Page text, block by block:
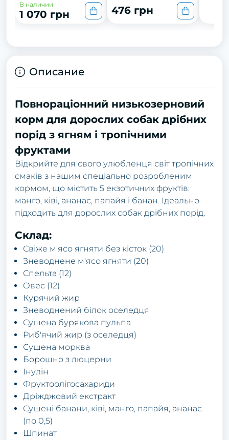
В наличии
1 070 грн 476 грн
Описание
Повнораціонний низькозерновий
корм для дорослих собак дрібних
порід з ягням і тропічними
фруктами
Відкрийте для свого улюбленця світ тропічних
смаків з нашим спеціально розробленим
кормом, що містить 5 екзотичних фруктів:
манго, ківі, ананас, папайя і банан. Ідеально
підходить для дорослих собак дрібних порід.
Склад:
Свіже м'ясо ягняти без кісток (20)
Зневоднене м'ясо ягняти (20)
Спельта (12)
Овес (12)
Курячий жир
Зневоднений білок оселедця
Сушена бурякова пульпа
Риб'ячий жир (з оселедця)
Сушена морква
Борошно з люцерни
Інулін
Фруктоолiгосахариди
Дріжджовий екстракт
Сушені банани, ківі, манго, папайя, ананас
(по 0,5)
Шпинат